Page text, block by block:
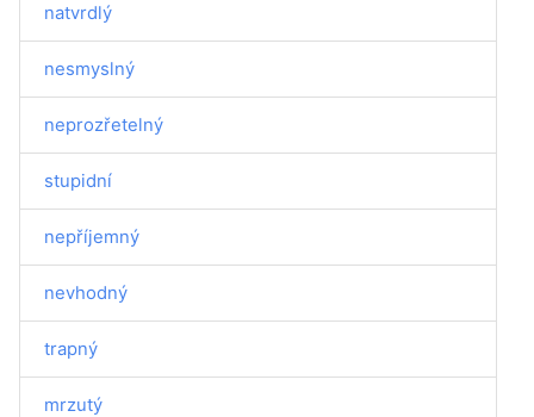
natvrdlý
nesmyslný
neprozřetelný
stupidní
nepříjemný
nevhodný
trapný
mrzutý